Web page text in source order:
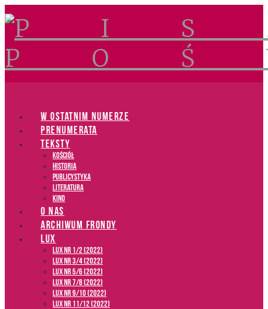
W OSTATNIM NUMERZE
PRENUMERATA
TEKSTY
Kościół
Historia
Publicystyka
Literatura
Kino
O NAS
ARCHIWUM FRONDY
LUX
LUX NR 1/2 (2022)
LUX NR 3/4 (2022)
LUX NR 5/6 (2022)
LUX NR 7/8 (2022)
LUX nr 9/10 (2022)
LUX NR 11/12 (2022)